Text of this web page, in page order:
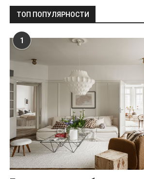
ТОП ПОПУЛЯРНОСТИ
1